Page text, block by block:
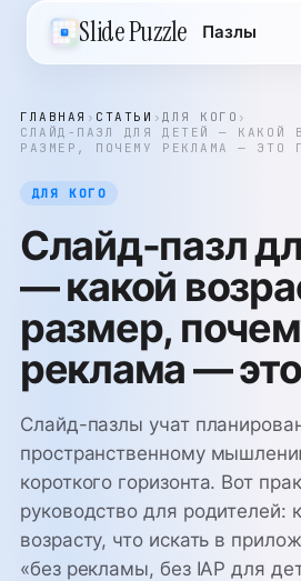
Slide Puzzle Пазлы
ГЛАВНАЯ › СТАТЬИ ›ДЛЯ КОГО ›
СЛАЙД-ПАЗЛ ДЛЯ ДЕТЕЙ — КАКОЙ
РАЗМЕР, ПОЧЕМУ РЕКЛАМА — ЭТО
ДЛЯ КОГО
Слайд-пазл
— какой
размер,
реклама —
Слайд-пазлы учат
пространственному
короткого горизонта. Вот
руководство для родителей:
возрасту, что искать в
«без рекламы, без IAP для